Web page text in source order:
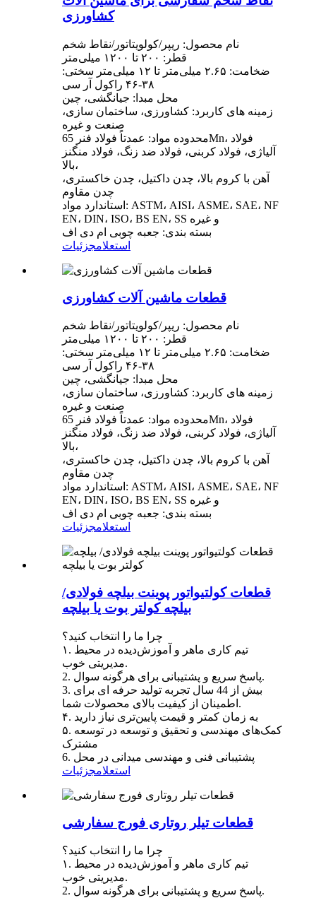
کشاورزی
نام محصول: ریپر/کولویتاتور/نقاط شخم
قطر: ۲۰۰ تا ۱۲۰۰ میلی‌متر
ضخامت: ۲.۶۵ میلی‌متر تا ۱۲ میلی‌متر سختی:
۳۸-۴۶ راکول آر سی
محل مبدا: جیانگشی، چین
زمینه های کاربرد: کشاورزی، ساختمان سازی،
صنعت و غیره
محدوده مواد: عمدتاً فولاد فنر 65Mn، فولاد
آلیاژی، فولاد کربنی، فولاد ضد زنگ، فولاد منگنز
بالا،
آهن با کروم بالا، چدن داکتیل، چدن خاکستری،
چدن مقاوم
استاندارد مواد: ASTM، AISI، ASME، SAE، NF
EN، DIN، ISO، BS EN، SS و غیره
بسته بندی: جعبه چوبی ام دی اف
استعلامجزئیات
قطعات ماشین آلات کشاورزی
نام محصول: ریپر/کولویتاتور/نقاط شخم
قطر: ۲۰۰ تا ۱۲۰۰ میلی‌متر
ضخامت: ۲.۶۵ میلی‌متر تا ۱۲ میلی‌متر سختی:
۳۸-۴۶ راکول آر سی
محل مبدا: جیانگشی، چین
زمینه های کاربرد: کشاورزی، ساختمان سازی،
صنعت و غیره
محدوده مواد: عمدتاً فولاد فنر 65Mn، فولاد
آلیاژی، فولاد کربنی، فولاد ضد زنگ، فولاد منگنز
بالا،
آهن با کروم بالا، چدن داکتیل، چدن خاکستری،
چدن مقاوم
استاندارد مواد: ASTM، AISI، ASME، SAE، NF
EN، DIN، ISO، BS EN، SS و غیره
بسته بندی: جعبه چوبی ام دی اف
استعلامجزئیات
قطعات کولتیواتور پوینت بیلچه فولادی/
بیلچه کولتر بوت یا بیلچه
چرا ما را انتخاب کنید؟
۱. تیم کاری ماهر و آموزش‌دیده در محیط
مدیریتی خوب.
2. پاسخ سریع و پشتیبانی برای هرگونه سوال.
3. بیش از 44 سال تجربه تولید حرفه ای برای
اطمینان از کیفیت بالای محصولات شما.
۴. به زمان کمتر و قیمت پایین‌تری نیاز دارید
۵. کمک‌های مهندسی و تحقیق و توسعه در توسعه
مشترک
6. پشتیبانی فنی و مهندسی میدانی در محل
استعلامجزئیات
قطعات تیلر روتاری فورج سفارشی
چرا ما را انتخاب کنید؟
۱. تیم کاری ماهر و آموزش‌دیده در محیط
مدیریتی خوب.
2. پاسخ سریع و پشتیبانی برای هرگونه سوال.